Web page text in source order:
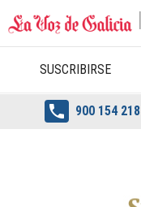
SUSCRIBIRSE
 900 154 218